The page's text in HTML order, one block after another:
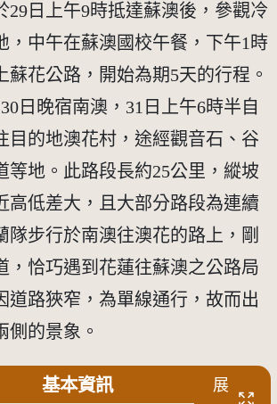
29日上午9時抵達蘇澳後，參觀冷
，中午在蘇澳國校午餐，下午1時
蘇花公路，開始為期5天的行程。
日晚宿南澳，31日上午6時半自
目的地澳花村，途經觀音石、谷
等地。此路段長約25公里，縱坡
高低差大，且大部分路段為連續
隊步行於南澳往澳花的路上，剛
，恰巧遇到花蓮往蘇澳之公路局
道路狹窄，為單線通行，故而出
側的景象。
基本資訊
展